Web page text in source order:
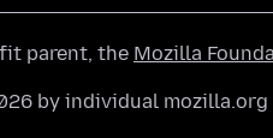
parent, the Mozilla
by individual